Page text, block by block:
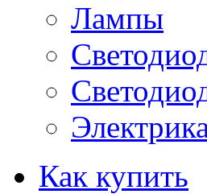
Лампы
Как купить